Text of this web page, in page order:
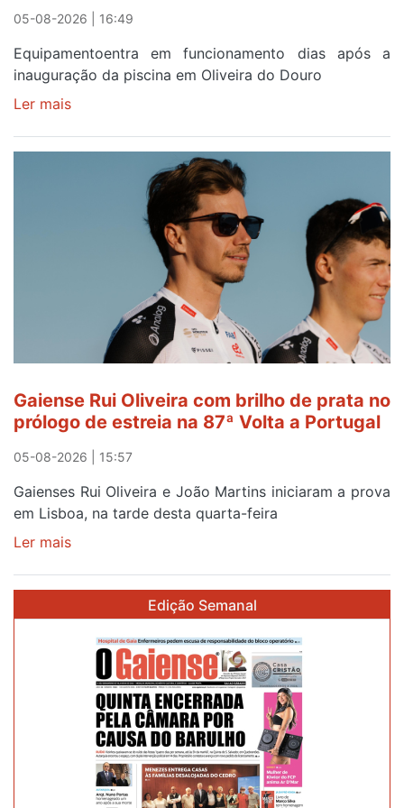
reforço
05-08-2026 | 16:49
Equipamentoentra em funcionamento dias após a
inauguração da piscina em Oliveira do Douro
Ler mais
no
Gaiense Rui Oliveira com brilho de prata no
prólogo de estreia na 87ª Volta a Portugal
05-08-2026 | 15:57
Gaienses Rui Oliveira e João Martins iniciaram a prova
em Lisboa, na tarde desta quarta-feira
Ler mais
brilho
prata
prólogo
estreia
Edição Semanal